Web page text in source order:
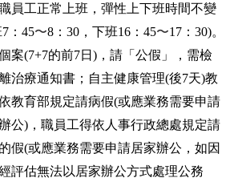
員工正常上班，彈性上下班時間不變
：45〜8 ：30，下班16：45〜17 ：30)。
案(7+7的前7日)，請「公假」，需檢
治療通知書；自主健康管理(後7天)教
教育部規定請病假(或應業務需要申請
公)，職員工得依人事行政總處規定請
假(或應業務需要申請居家辦公，如因
評估無法以居家辦公方式處理公務